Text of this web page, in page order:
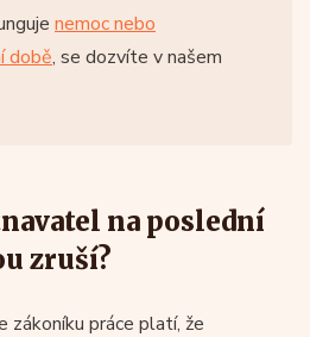
nemoc nebo
době, se dozvíte v našem
na poslední
zruší?
práce platí, že